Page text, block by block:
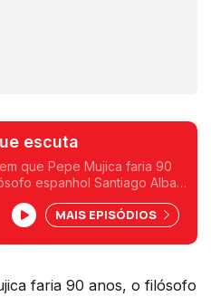
escuta
que Pepe Mujica faria 90
espanhol Santiago Alba
morrem em plena
Um texto de Fernando Alves.
MAIS EPISÓDIOS
faria 90 anos, o filósofo